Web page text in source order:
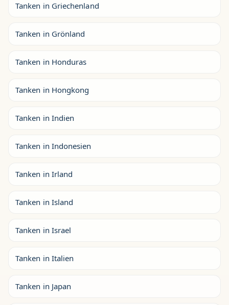
Tanken in Griechenland
Tanken in Grönland
Tanken in Honduras
Tanken in Hongkong
Tanken in Indien
Tanken in Indonesien
Tanken in Irland
Tanken in Island
Tanken in Israel
Tanken in Italien
Tanken in Japan